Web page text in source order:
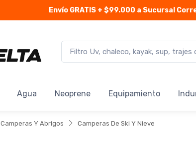
Envío GRATIS + $99.000 a Sucursal
Agua Neoprene Equipamiento
Camperas Y Abrigos Camperas De Ski Y Nieve